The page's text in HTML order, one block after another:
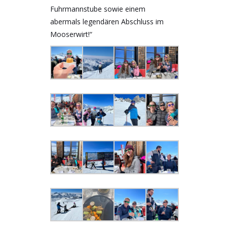
Fuhrmannstube sowie einem
abermals legendären Abschluss im
Mooserwirt!“